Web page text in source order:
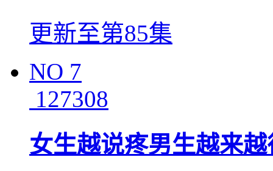
更新至第85集
NO 7
127308
女生越说疼男生越来